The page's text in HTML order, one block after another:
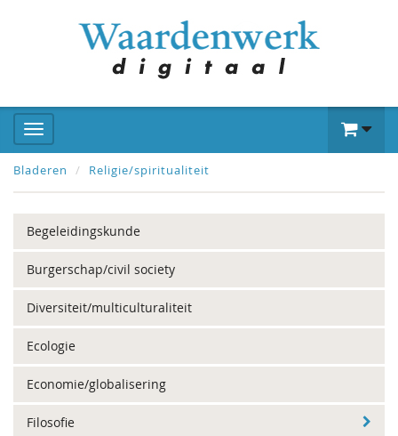
Bladeren Religie/spiritualiteit
Begeleidingskunde
Burgerschap/civil society
Diversiteit/multiculturaliteit
Ecologie
Economie/globalisering
Filosofie